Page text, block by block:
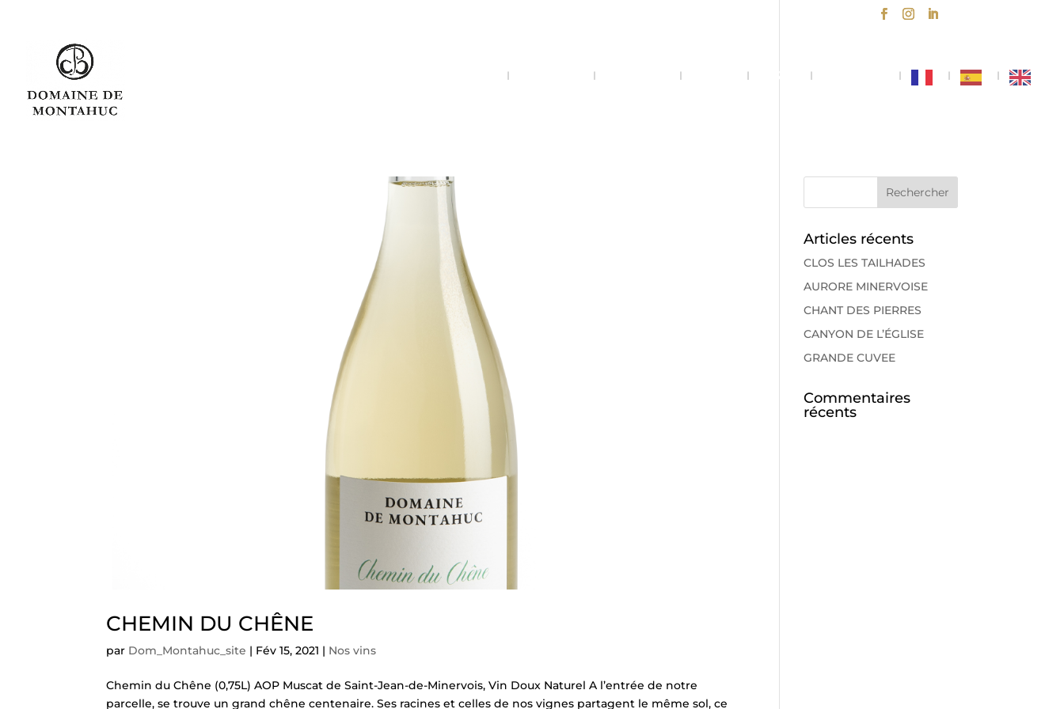
VISITE
CHEMIN DU CHÊNE
par Dom_Montahuc_site | Fév 15, 2021 | Nos vins
Chemin du Chêne (0,75L) AOP Muscat de Saint-Jean-de-Minervois, Vin Doux Naturel A l’entrée de notre
parcelle, se trouve un grand chêne centenaire. Ses racines et celles de nos vignes partagent le même sol, ce
Articles récents
CLOS LES TAILHADES
AURORE MINERVOISE
CHANT DES PIERRES
CANYON DE L’ÉGLISE
GRANDE CUVEE
Commentaires
récents